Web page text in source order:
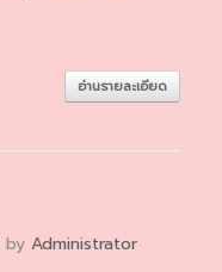
อ่านรายละเอียด
by Administrator